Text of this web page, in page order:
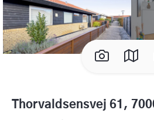
Thorvaldsensvej 61,